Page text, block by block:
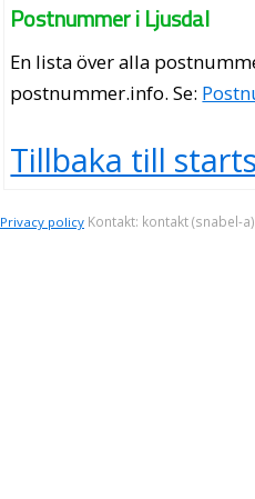
Postnummer i Ljusdal
En lista över alla
postnummer.info. Se:
Tillbaka till
Privacy policy Kontakt: kontakt (snabel-